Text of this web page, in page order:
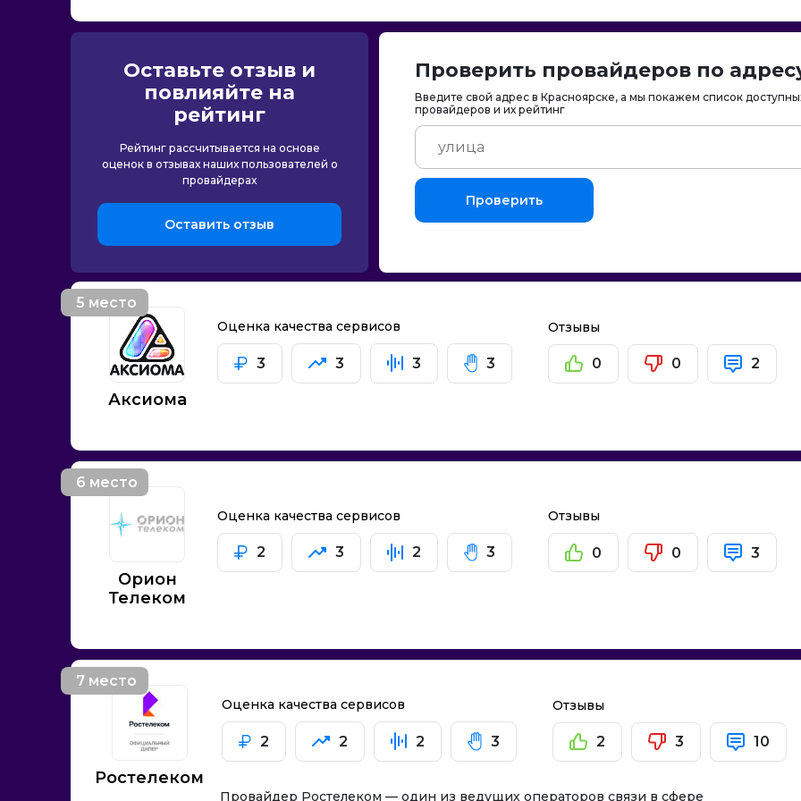
Максима
Нетроник
Нет-а-Тет
Растр
Радиоимпульс-Телеком
Стриж
Современные Технологии Связи
Скала
СитиТелеком
Сигма Телеком
СибМедиаФон
Флик Телеком
Экселент
Оставьте отзыв и
повлияйте на
рейтинг
Рейтинг рассчитывается на основе
оценок в отзывах наших пользователей о
провайдерах
Оставить отзыв
Проверить провайдеров по
Введите свой адрес в Красноярске, а мы покажем список
провайдеров и их рейтинг
Проверить
5 место
Аксиома
Оценка качества сервисов
3 3 3 3
Отзывы
0 0 2
6 место
Орион
Телеком
Оценка качества сервисов
2 3 2 3
Отзывы
0 0 3
7 место
Ростелеком
Оценка качества сервисов
2 2 2 3
Отзывы
2 3 10
Провайдер Ростелеком — один из ведущих операторов связи в сфере